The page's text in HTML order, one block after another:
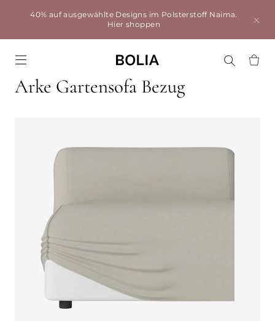
40% auf ausgewählte Designs im Polsterstoff Naima.
Hier shoppen
Arke Gartensofa Bezug